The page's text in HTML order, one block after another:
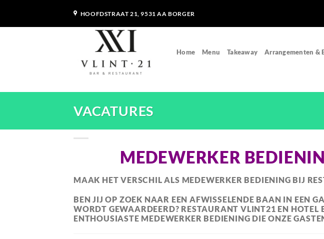
HOOFDSTRAAT 21, 9531 AA BORGER
Home Menu Takeaway Arrangementen &
VACATURES
MEDEWERKER
MAAK HET VERSCHIL ALS MEDEWERKER BEDIENING BIJ
BEN JIJ OP ZOEK NAAR EEN AFWISSELENDE BAAN IN EEN
WORDT GEWAARDEERD? RESTAURANT VLINT21 EN HOTEL
ENTHOUSIASTE MEDEWERKER BEDIENING DIE ONZE